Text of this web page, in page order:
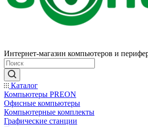
Интернет-магазин компьютеров и
Каталог
Компьютеры PREON
Офисные компьютеры
Компьютерные комплекты
Графические станции